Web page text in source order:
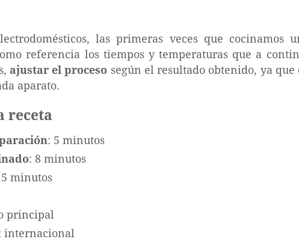
las primeras veces que cocinamos
referencia los tiempos y temperaturas que a
ajustar el proceso según el resultado obtenido, ya que
aparato.
receta
: 5 minutos
: 8 minutos
minutos
principal
internacional